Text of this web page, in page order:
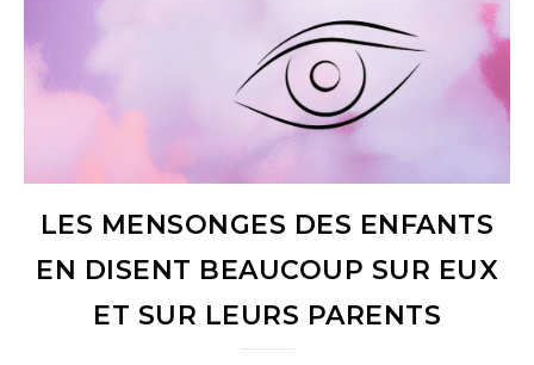
LES MENSONGES DES ENFANTS
EN DISENT BEAUCOUP SUR EUX
ET SUR LEURS PARENTS